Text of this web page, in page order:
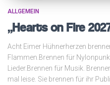
ALLGEMEIN
„Hearts on Fire
Acht Eimer Hühnerherzen
Flammen.Brennen für
Lieder.Brennen für Musik.
mal leise. Sie brennen für ihr